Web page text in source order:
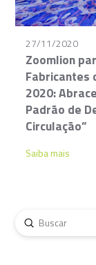
27/11/2020
Zoomlion
Fabricantes
2020:
Padrão de
Circulação”
Saiba mais
Buscar
Enviar